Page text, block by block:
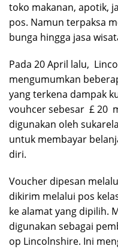
toko makanan, apotik,
pos. Namun terpaksa
bunga hingga jasa
Pada 20 April lalu,
mengumumkan
yang terkena dampak
vouhcer sebesar £ 20
digunakan oleh
untuk membayar
diri.
Voucher dipesan
dikirim melalui pos
ke alamat yang dipilih.
digunakan sebagai
op Lincolnshire. Ini